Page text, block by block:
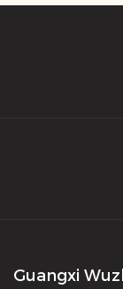
Guangxi